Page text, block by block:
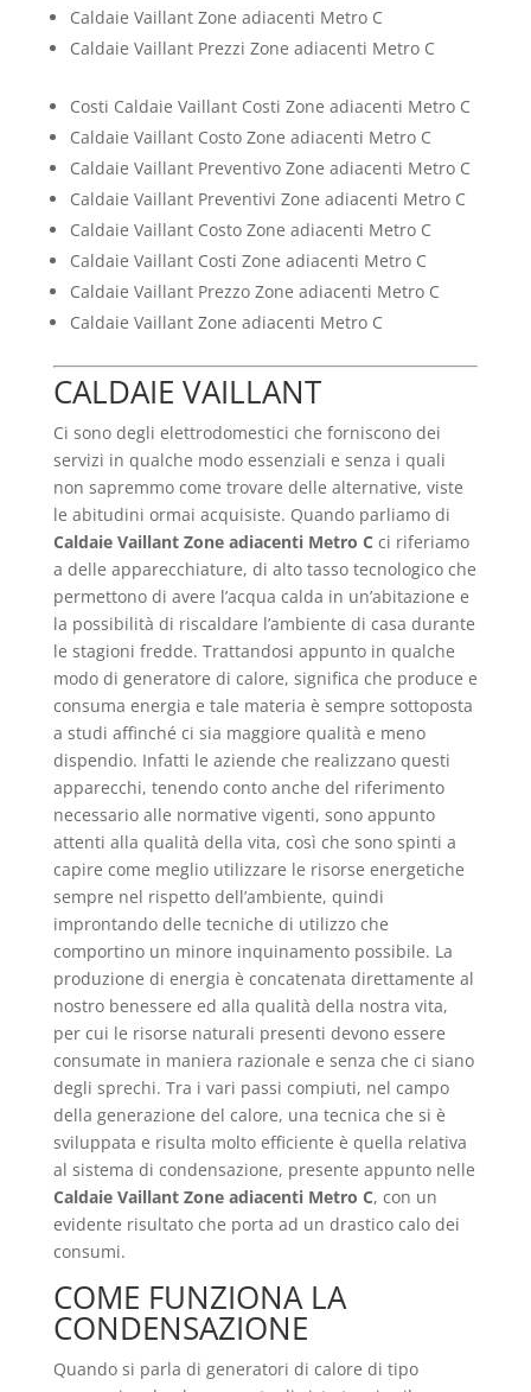
Caldaie Vaillant Zone adiacenti Metro C
Caldaie Vaillant Prezzi Zone adiacenti Metro C
Costi Caldaie Vaillant Costi Zone adiacenti Metro C
Caldaie Vaillant Costo Zone adiacenti Metro C
Caldaie Vaillant Preventivo Zone adiacenti Metro C
Caldaie Vaillant Preventivi Zone adiacenti Metro C
Caldaie Vaillant Costo Zone adiacenti Metro C
Caldaie Vaillant Costi Zone adiacenti Metro C
Caldaie Vaillant Prezzo Zone adiacenti Metro C
Caldaie Vaillant Zone adiacenti Metro C
CALDAIE VAILLANT
Ci sono degli elettrodomestici che forniscono dei
servizi in qualche modo essenziali e senza i quali
non sapremmo come trovare delle alternative, viste
le abitudini ormai acquisiste. Quando parliamo di
Caldaie Vaillant Zone adiacenti Metro C ci riferiamo
a delle apparecchiature, di alto tasso tecnologico che
permettono di avere l’acqua calda in un’abitazione e
la possibilità di riscaldare l’ambiente di casa durante
le stagioni fredde. Trattandosi appunto in qualche
modo di generatore di calore, significa che produce e
consuma energia e tale materia è sempre sottoposta
a studi affinché ci sia maggiore qualità e meno
dispendio. Infatti le aziende che realizzano questi
apparecchi, tenendo conto anche del riferimento
necessario alle normative vigenti, sono appunto
attenti alla qualità della vita, così che sono spinti a
capire come meglio utilizzare le risorse energetiche
sempre nel rispetto dell’ambiente, quindi
improntando delle tecniche di utilizzo che
comportino un minore inquinamento possibile. La
produzione di energia è concatenata direttamente al
nostro benessere ed alla qualità della nostra vita,
per cui le risorse naturali presenti devono essere
consumate in maniera razionale e senza che ci siano
degli sprechi. Tra i vari passi compiuti, nel campo
della generazione del calore, una tecnica che si è
sviluppata e risulta molto efficiente è quella relativa
al sistema di condensazione, presente appunto nelle
Caldaie Vaillant Zone adiacenti Metro C, con un
evidente risultato che porta ad un drastico calo dei
consumi.
COME FUNZIONA LA
CONDENSAZIONE
Quando si parla di generatori di calore di tipo